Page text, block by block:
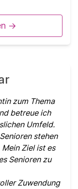
->
zum Thema
betreue ich
Umfeld.
stehen
Ziel ist es
Senioren zu
Zuwendung